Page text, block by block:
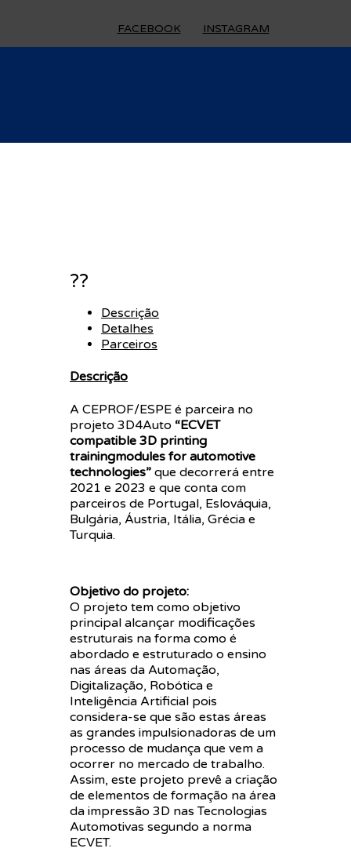
FACEBOOK INSTAGRAM
??
Descrição
Detalhes
Parceiros
Descrição
A CEPROF/ESPE é parceira no
projeto 3D4Auto “ECVET
compatible 3D printing
trainingmodules for automotive
technologies” que decorrerá entre
2021 e 2023 e que conta com
parceiros de Portugal, Eslováquia,
Bulgária, Áustria, Itália, Grécia e
Turquia.
Objetivo do projeto:
O projeto tem como objetivo
principal alcançar modificações
estruturais na forma como é
abordado e estruturado o ensino
nas áreas da Automação,
Digitalização, Robótica e
Inteligência Artificial pois
considera-se que são estas áreas
as grandes impulsionadoras de um
processo de mudança que vem a
ocorrer no mercado de trabalho.
Assim, este projeto prevê a criação
de elementos de formação na área
da impressão 3D nas Tecnologias
Automotivas segundo a norma
ECVET.